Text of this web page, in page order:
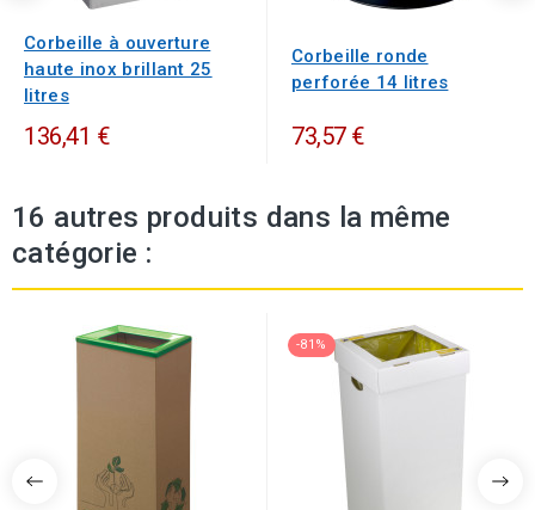
Corbeille à ouverture
haute inox brillant 25
litres
136,41 €
Corbeille ronde
perforée 14 litres
73,57 €
16 autres produits dans la même
catégorie :
-81%